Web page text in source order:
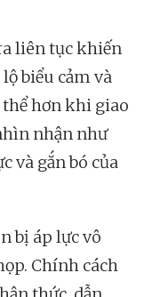
liên tục khiến
biểu cảm và
hơn khi giao
nhận như
và gắn bó của
bị áp lực vô
Chính cách